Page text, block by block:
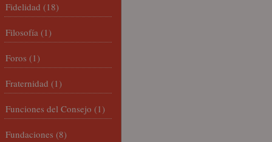
Fidelidad (18)
Filosofía (1)
Foros (1)
Fraternidad (1)
Funciones del Consejo (1)
Fundaciones (8)